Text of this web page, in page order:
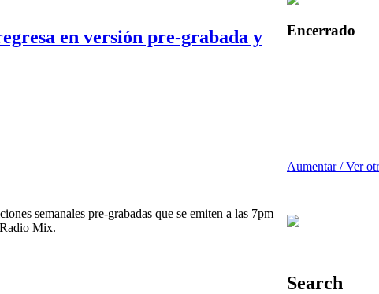
en versión pre-grabada y
semanales pre-grabadas que se emiten a las 7pm
Mix.
Encerrado
Aumentar / Ver
Search